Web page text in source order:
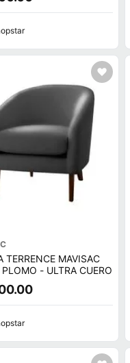
TERRENCE MAVISAC
- ULTRA CUERO